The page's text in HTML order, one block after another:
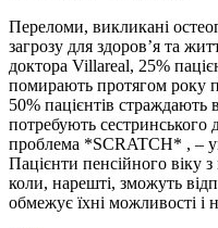
Переломи, викликані
загрозу для здоров’я та
доктора Villareal, 25%
помирають протягом року
50% пацієнтів страждають
потребують сестринського
проблема *SCRATCH* , –
Пацієнти пенсійного віку
коли, нарешті, зможуть
обмежує їхні можливості і